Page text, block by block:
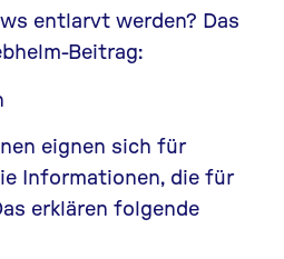
entlarvt werden? Das
Beitrag:
eignen sich für
Informationen, die für
erklären folgende